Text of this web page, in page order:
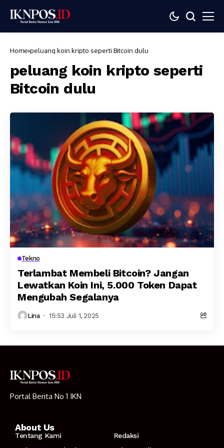
Home peluang koin kripto seperti Bitcoin dulu
peluang koin kripto seperti
Bitcoin dulu
Tekno
Terlambat Membeli Bitcoin? Jangan
Lewatkan Koin Ini, 5.000 Token Dapat
Mengubah Segalanya
Lina 15:53 Juli 1, 2025
Portal Berita No 1 IKN
About Us
Tentang Kami
Redaksi